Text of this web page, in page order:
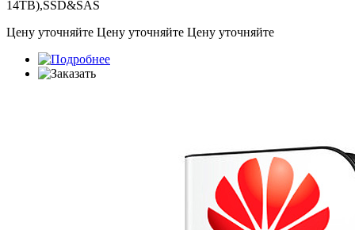
14TB),SSD&SAS
Цену уточняйте Цену уточняйте Цену уточняйте